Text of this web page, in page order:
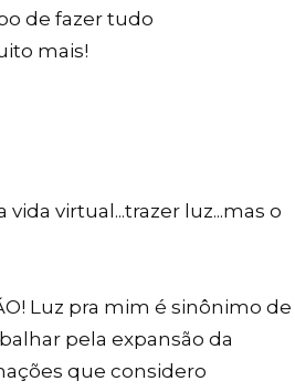
de fazer tudo
mais!
virtual...trazer luz...mas o
Luz pra mim é sinônimo de
pela expansão da
que considero